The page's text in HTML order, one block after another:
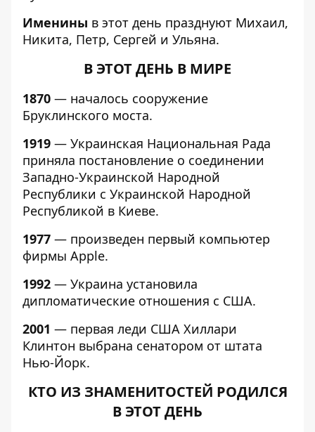
Именины в этот день празднуют Михаил,
Никита, Петр, Сергей и Ульяна.
В ЭТОТ ДЕНЬ В МИРЕ
1870 — началось сооружение
Бруклинского моста.
1919 — Украинская Национальная Рада
приняла постановление о соединении
Западно-Украинской Народной
Республики с Украинской Народной
Республикой в Киеве.
1977 — произведен первый компьютер
фирмы Apple.
1992 — Украина установила
дипломатические отношения с США.
2001 — первая леди США Хиллари
Клинтон выбрана сенатором от штата
Нью-Йорк.
КТО ИЗ ЗНАМЕНИТОСТЕЙ РОДИЛСЯ
В ЭТОТ ДЕНЬ